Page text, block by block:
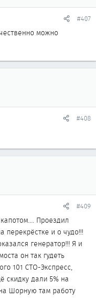
#407
можно
#408
#409
Проездил
перекрёстке и о чудо!!!
генератор!!! Я и
он так гудеть
101 СТО-Экспресс,
скидку дали 5% на
Шорную там работу